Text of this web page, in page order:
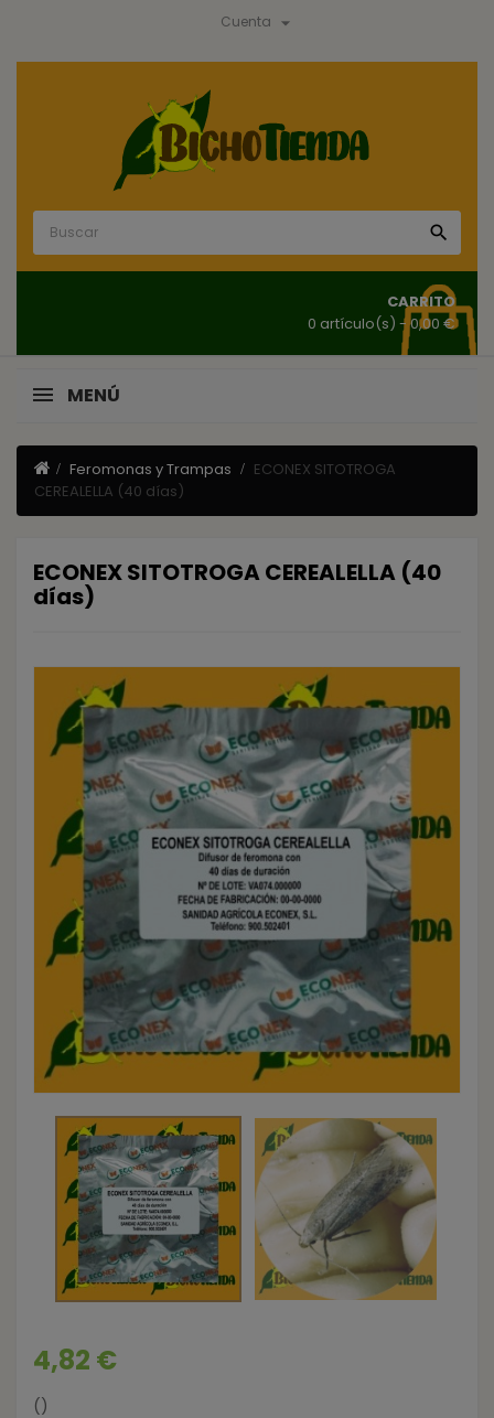
Cuenta 

CARRITO
0 artículo(s) - 0,00 €
MENÚ
Feromonas y Trampas
ECONEX SITOTROGA
CEREALELLA (40 días)
ECONEX SITOTROGA CEREALELLA (40
días)
4,82 €
()